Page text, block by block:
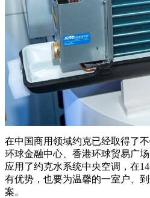
在中国商用领域约克已经取得了
环球金融中心、香港环球贸易广
应用了约克水系统中央空调，在
有优势，也要为温馨的一室户、
案。